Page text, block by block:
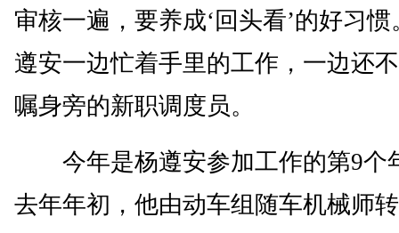
审核一遍，要养成‘回头看’的好习惯
遵安一边忙着手里的工作，一边还
嘱身旁的新职调度员。
今年是杨遵安参加工作的第9个
去年年初，他由动车组随车机械师